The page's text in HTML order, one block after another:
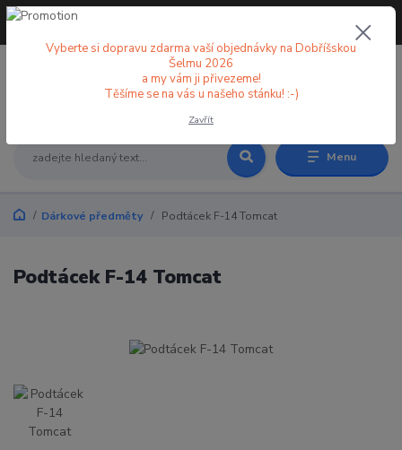
Menu
+420 773 998 582
Dárkové předměty Podtácek F-14 Tomcat
Podtácek F-14 Tomcat
Vyberte si dopravu zdarma vaší objednávky na Dobříšskou
Šelmu 2026
a my vám ji přivezeme!
Těšíme se na vás u našeho stánku! :-)
Zavřít